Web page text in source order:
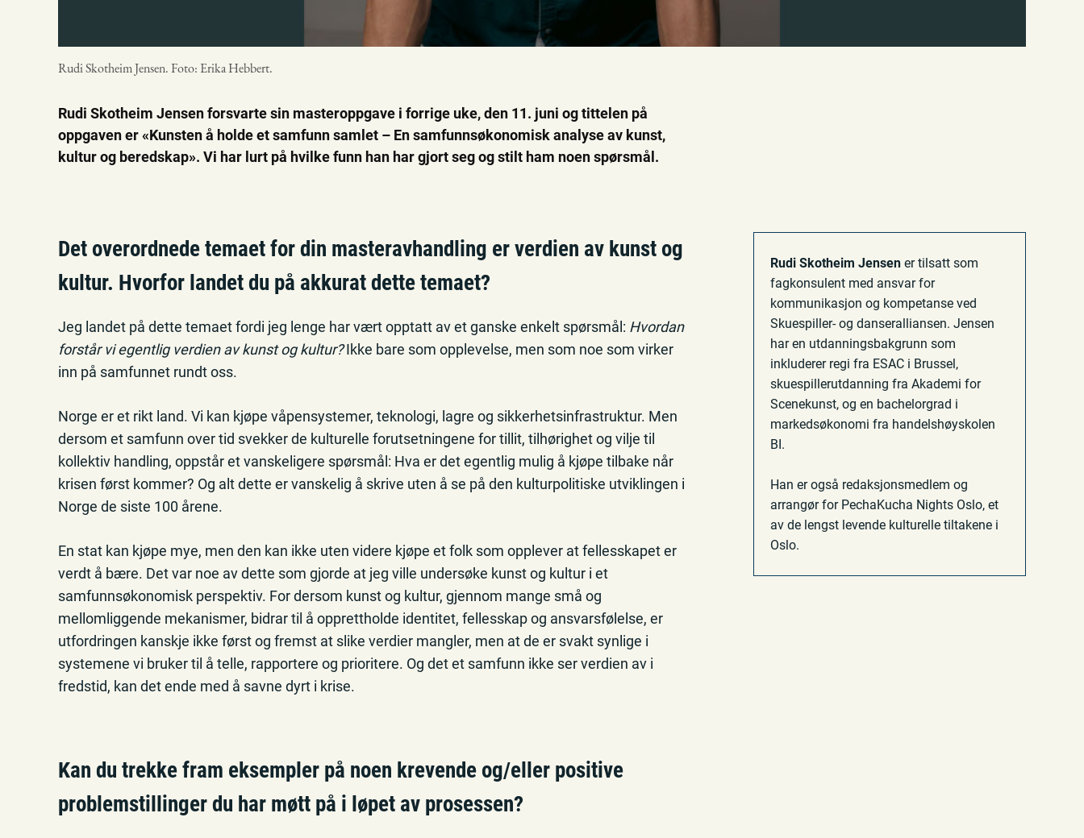
Rudi Skotheim Jensen. Foto: Erika Hebbert.
Rudi Skotheim Jensen forsvarte sin masteroppgave i forrige uke, den 11. juni og tittelen på
oppgaven er «Kunsten å holde et samfunn samlet – En samfunnsøkonomisk analyse av kunst,
kultur og beredskap». Vi har lurt på hvilke funn han har gjort seg og stilt ham noen spørsmål.
Det overordnede temaet for din masteravhandling er verdien av kunst og
kultur. Hvorfor landet du på akkurat dette temaet?
Jeg landet på dette temaet fordi jeg lenge har vært opptatt av et ganske enkelt spørsmål: Hvordan
forstår vi egentlig verdien av kunst og kultur?Ikke bare som opplevelse, men som noe som virker
inn på samfunnet rundt oss.
Norge er et rikt land. Vi kan kjøpe våpensystemer, teknologi, lagre og sikkerhetsinfrastruktur. Men
dersom et samfunn over tid svekker de kulturelle forutsetningene for tillit, tilhørighet og vilje til
kollektiv handling, oppstår et vanskeligere spørsmål: Hva er det egentlig mulig å kjøpe tilbake når
krisen først kommer? Og alt dette er vanskelig å skrive uten å se på den kulturpolitiske utviklingen i
Norge de siste 100 årene.
En stat kan kjøpe mye, men den kan ikke uten videre kjøpe et folk som opplever at fellesskapet er
verdt å bære. Det var noe av dette som gjorde at jeg ville undersøke kunst og kultur i et
samfunnsøkonomisk perspektiv. For dersom kunst og kultur, gjennom mange små og
mellomliggende mekanismer, bidrar til å opprettholde identitet, fellesskap og ansvarsfølelse, er
utfordringen kanskje ikke først og fremst at slike verdier mangler, men at de er svakt synlige i
systemene vi bruker til å telle, rapportere og prioritere. Og det et samfunn ikke ser verdien av i
fredstid, kan det ende med å savne dyrt i krise.
Kan du trekke fram eksempler på noen krevende og/eller positive
problemstillinger du har møtt på i løpet av prosessen?
Rudi Skotheim Jensener tilsatt som
fagkonsulent med ansvar for
kommunikasjon og kompetanse ved
Skuespiller- og danseralliansen. Jensen
har en utdanningsbakgrunn som
inkluderer regi fra ESAC i Brussel,
skuespillerutdanning fra Akademi for
Scenekunst, og en bachelorgrad i
markedsøkonomi fra handelshøyskolen
BI.
Han er også redaksjonsmedlem og
arrangør for PechaKucha Nights Oslo, et
av de lengst levende kulturelle tiltakene i
Oslo.